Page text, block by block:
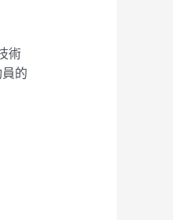
術
的